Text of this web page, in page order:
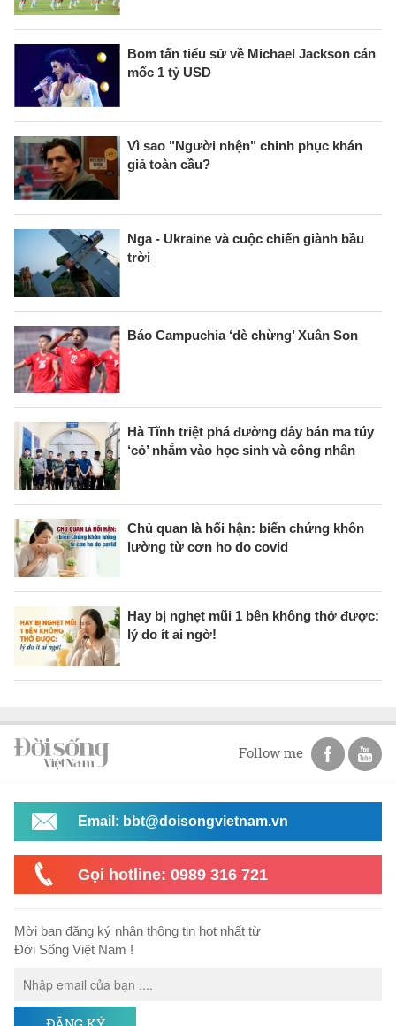
Bom tấn tiểu sử về Michael Jackson cán
mốc 1 tỷ USD
Vì sao "Người nhện" chinh phục khán
giả toàn cầu?
Nga - Ukraine và cuộc chiến giành bầu
trời
Báo Campuchia ‘dè chừng’ Xuân Son
Hà Tĩnh triệt phá đường dây bán ma túy
‘cỏ’ nhắm vào học sinh và công nhân
Chủ quan là hối hận: biến chứng khôn
lường từ cơn ho do covid
Hay bị nghẹt mũi 1 bên không thở được:
lý do ít ai ngờ!
Follow me
Email: bbt@doisongvietnam.vn
Gọi hotline: 0989 316 721
Mời bạn đăng ký nhận thông tin hot nhất từ
Đời Sống Việt Nam !